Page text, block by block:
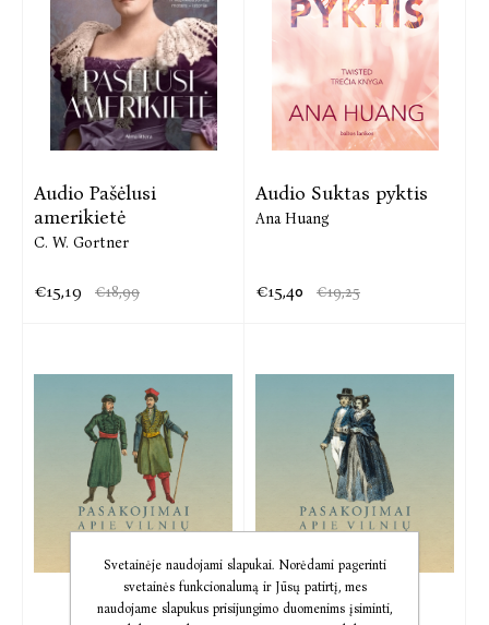
Audio Pašėlusi
amerikietė
C. W. Gortner
€15,19 €18,99
Audio Suktas pyktis
Ana Huang
€15,40 €19,25
Svetainėje naudojami slapukai. Norėdami pagerinti
svetainės funkcionalumą ir Jūsų patirtį, mes
naudojame slapukus prisijungimo duomenims įsiminti,